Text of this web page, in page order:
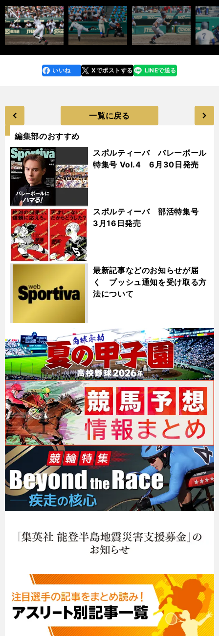
faceboo
k
いいね Xでポストする
line LINEで送る
一覧に戻る
編集部のおすすめ
スポルティーバ バレーボール
特集号 Vol.4 6月30日発売
スポルティーバ 部活特集号
3月16日発売
最新記事などのお知らせが届
く プッシュ通知を受け取る方
法について